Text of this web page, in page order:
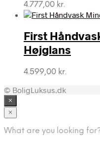
4.777,00 kr.
First
Højglans
4.599,00 kr.
© BoligLuksus.dk
×
×
What are you looking